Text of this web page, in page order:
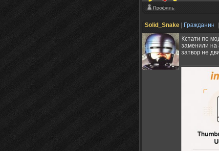
Solid_Snake Гражданин
Кстати по
заменили на
затвор не